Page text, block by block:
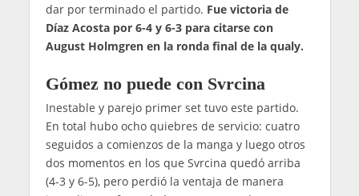
dar por terminado el partido. Fue victoria de
Díaz Acosta por 6-4 y 6-3 para citarse con
August Holmgren en la ronda final de la qualy.
Gómez no puede con Svrcina
Inestable y parejo primer set tuvo este partido.
En total hubo ocho quiebres de servicio: cuatro
seguidos a comienzos de la manga y luego otros
dos momentos en los que Svrcina quedó arriba
(4-3 y 6-5), pero perdió la ventaja de manera